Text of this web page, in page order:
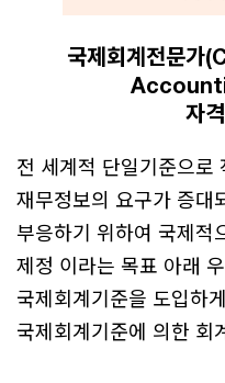
국제회계전문
자
전 세계적 단일기준으로
재무정보의 요구가 증대
부응하기 위하여 국제적
제정 이라는 목표 아래
국제회계기준을 도입하
국제회계기준에 의한 회